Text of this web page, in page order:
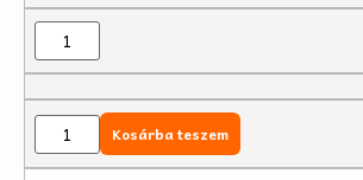
Kosárba teszem